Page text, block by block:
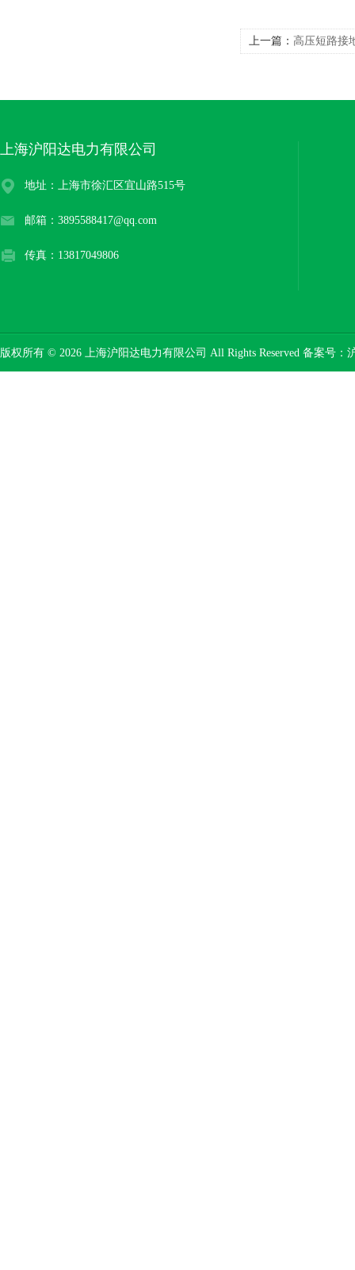
上一篇： 高压短路接
上海沪阳达电力有限公司
地址：上海市徐汇区宜山路515号
邮箱：3895588417@qq.com
传真：13817049806
版权所有 © 2026 上海沪阳达电力有限公司 All Rights Reserved 备案号：